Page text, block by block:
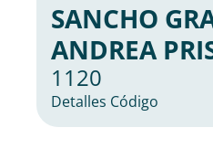
SANCHO
ANDREA
1120
Detalles Código